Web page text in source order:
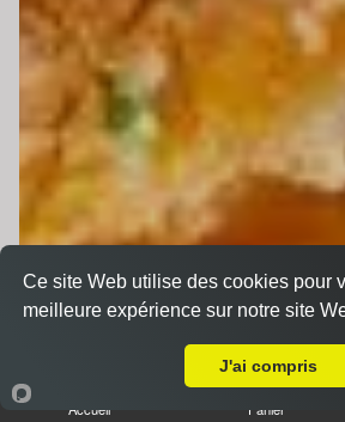
Accueil Panier
Ce site Web utilise des cookies pour
meilleure expérience sur notre site
J'ai compris